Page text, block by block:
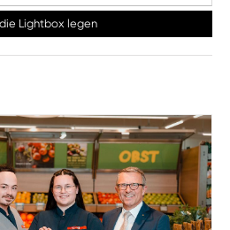
Lightbox legen